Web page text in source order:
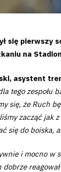
się pierwszy
na
asystent
tego
się, że Ruch
zacząć jak
się do boiska,
i mocno w